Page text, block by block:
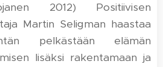
2012) Positiivisen
Martin Seligman haastaa
pelkästään elämän
lisäksi rakentamaan ja